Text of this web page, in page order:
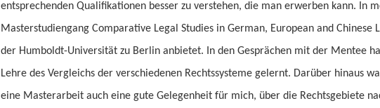
entsprechenden Qualifikationen besser zu verstehen, die man erwerben kann. In
Masterstudiengang Comparative Legal Studies in German, European and
der Humboldt-Universität zu Berlin anbietet. In den Gesprächen mit der Mentee
Lehre des Vergleichs der verschiedenen Rechtssysteme gelernt. Darüber hinaus
eine Masterarbeit auch eine gute Gelegenheit für mich, über die Rechtsgebiete